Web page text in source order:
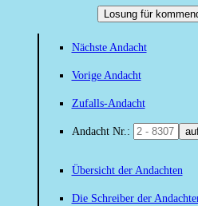
Losung für
Nächste Andacht
Vorige Andacht
Zufalls-Andacht
Andacht Nr.:
Übersicht der Andachten
Die Schreiber der